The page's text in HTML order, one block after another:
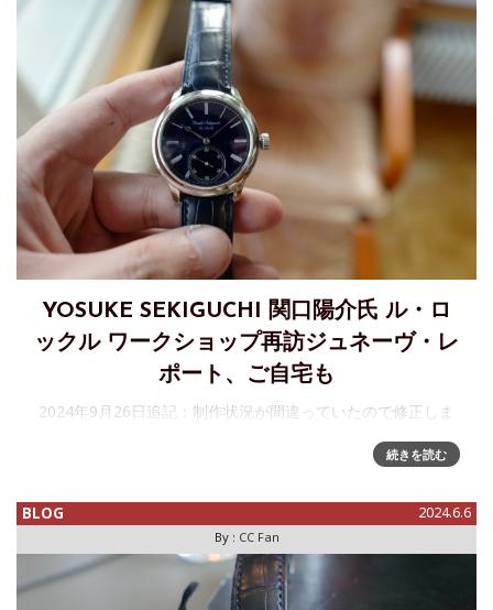
YOSUKE SEKIGUCHI 関口陽介氏 ル・ロ
ックル ワークショップ再訪ジュネーヴ・レ
ポート、ご自宅も
2024年9月26日追記：制作状況が間違っていたので修正しま
ウォッチデイズの追加日程、チャペックから1日遡り、今回は
す。午前中の「別
続きを読む
BLOG 2024.6.6
By : CC Fan